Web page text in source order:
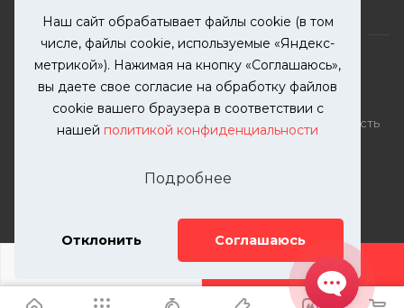
Наш сайт обрабатывает файлы cookie (в том
числе, файлы cookie, используемые «Яндекс-
метрикой»). Нажимая на кнопку «Соглашаюсь»,
вы даете свое согласие на обработку файлов
cookie вашего браузера в соответствии с
нашей политикой конфиденциальности
Подробнее
Отклонить Соглашаюсь
ДОБАВИТЬ УСЛУГУ
2026 © KUTUZOVV | Кузовной ремонт и покраска
автомобилей. Вся информация на сайте – собственность
разрешения запрещена. Все права защищены.
Телефон: 8(499)-302-00-57